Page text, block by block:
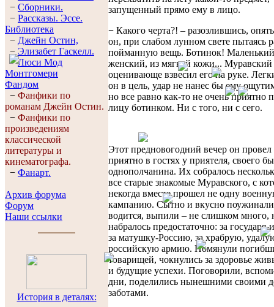
− Сборники.
− Рассказы. Эссe.
Библиотека
− Джейн Остин,
− Элизабет Гaскелл.
−Люси Мод
Монтгомери
Фандом
− Фанфики по
романам Джейн Остин.
− Фанфики по
произведениям
классической
литературы и
кинематографа.
− Фанарт.
Архив форума
Форум
Наши ссылки
История в деталях:
запущенный прямо ему в лицо.
− Какого черта?! – разозлившись,
он, при слабом лунном свете пытаясь
пойманную вещь. Ботинок!
женский, из мягкой кожи... Муравский
оценивающе взвесил его на руке.
он в цель, удар не нанес бы ему
но все равно как-то не очень приятно
лицу ботинком. Ни с того, ни с сего.
Этот предновогодний вечер он провел
приятно в гостях у приятеля, своего
однополчанина. Их собралось
все старые знакомые Муравского, с
некогда вместе прошел не одну
кампанию. Сытно и вкусно
водится, выпили – не слишком много,
набралось предостаточно: за государя-
за матушку-Россию, за храбрую,
российскую армию. Помянули
товарищей, чокнулись за здоровье
и будущие успехи. Поговорили,
дни, поделились нынешними своими
заботами.